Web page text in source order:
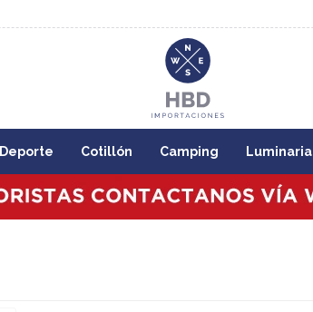
Deporte Cotillón Camping Luminaria